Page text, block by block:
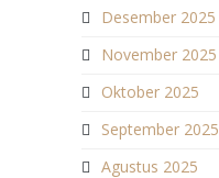
Desember 2025
November 2025
Oktober 2025
September 2025
Agustus 2025